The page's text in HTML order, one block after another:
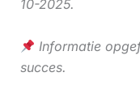
10-2025.
Informatie
succes.